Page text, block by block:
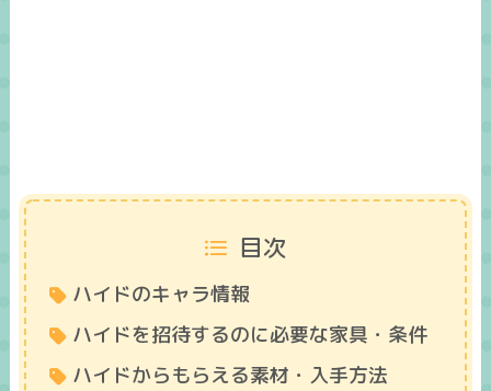
目次
ハイドのキャラ情報
ハイドを招待するのに必要な家具・条件
ハイドからもらえる素材・入手方法